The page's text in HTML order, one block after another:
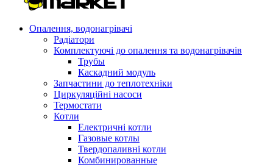
Опалення, водонагрівачі
Радіатори
Комплектуючі до опалення та водонагрівачів
Трубы
Каскадний модуль
Запчастини до теплотехніки
Циркуляційні насоси
Термостати
Котли
Електричні котли
Газовые котлы
Твердопаливні котли
Комбинированные